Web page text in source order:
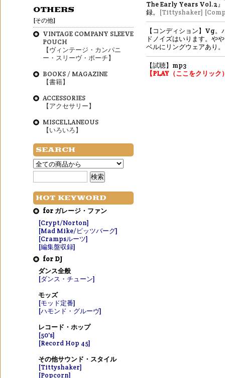
The Early Years Vol.2
録。
[Tittyshaker]
【コンディション】Vg。
ドノイズはいります。や
ベルにリングウェアあり。
【試聴】mp3
【PLAY（ここをクリック
OTHERS
[その他]
VINTAGE COMPANY SLEEVE
POUCH
【ヴィンテージ・カンパニ
ー・スリーヴ・ポーチ】
BOOKS / MAGAZINE
【書籍】
ACCESSORIES
【アクセサリー】
MISCELLANEOUS
【いろいろ】
SEARCH
HOT KEYWORD
for ガレージ・ファン
[Crypt/Norton]
[Mad Mike/ピッツバーグ]
[Crampsルーツ]
[編集盤収録]
for DJ
ダンス全般
[ダンス・チューン]
モッズ
[モッド定番]
[ハモンド・グルーヴ]
レコード・ホップ
[50's]
[Record Hop 45]
その他サウンド・スタイル
[Tittyshaker]
[Popcorn]